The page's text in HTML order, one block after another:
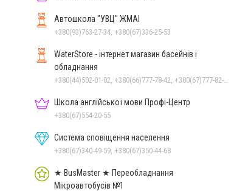
Автошкола "УВЦ" ЖМАІ
+380(93)763-27-34, +380(67)336-25-53
WaterStore - інтернет магазин басейнів і
обладнання
+380(44)502-01-02, +380(66)777-78-42, +380(67)777-82-19, +380(67)890-80-80, +380(73)890-80-80, +380(44)502-01-03
Школа англійської мови Профі-Центр
+380(67)554-20-55
Система сповіщення населення
+380(67)340-49-59, +380(67)350-44-68
★ BusMaster ★ Переобладнання
Мікроавтобусів №1